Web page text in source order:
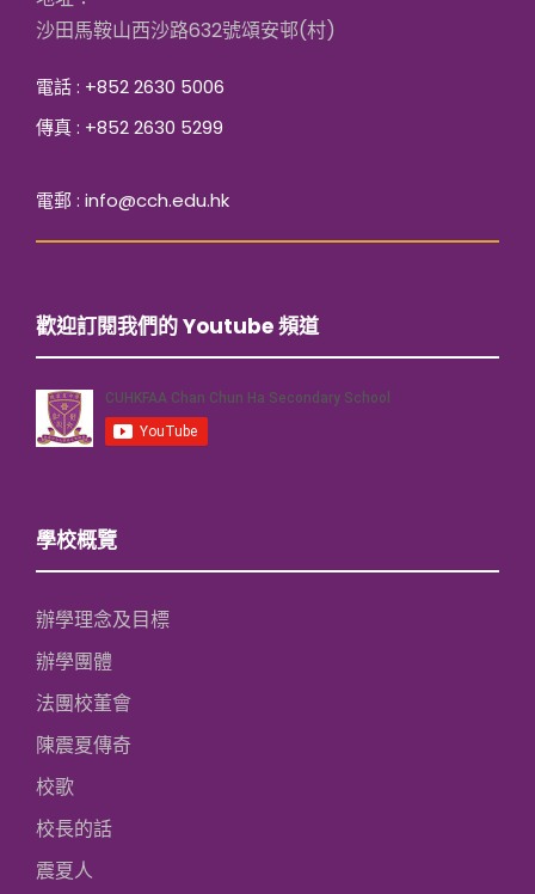
沙田馬鞍山西沙路632號頌安邨(村)
電話 : +852 2630 5006
傳真 : +852 2630 5299
電郵 : info@cch.edu.hk
歡迎訂閱我們的 Youtube 頻道
學校概覽
辦學理念及目標
辦學團體
法團校董會
陳震夏傳奇
校歌
校長的話
震夏人